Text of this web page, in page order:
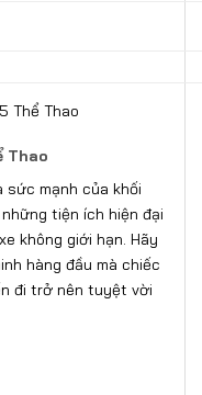
Thể Thao
Thao
sức mạnh của khối
tiện ích hiện đại
không giới hạn. Hãy
hàng đầu mà chiếc
đi trở nên tuyệt vời